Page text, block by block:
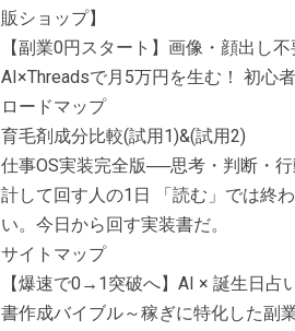
販ショップ】
【副業0円スタート】画像・顔出し不
AI×Threadsで月5万円を生む！ 初心
ロードマップ
育毛剤成分比較(試用1)&(試用2)
仕事OS実装完全版──思考・判断・
計して回す人の1日 「読む」では終
い。今日から回す実装書だ。
サイトマップ
【爆速で0→1突破へ】AI × 誕生日占
書作成バイブル～稼ぎに特化した副